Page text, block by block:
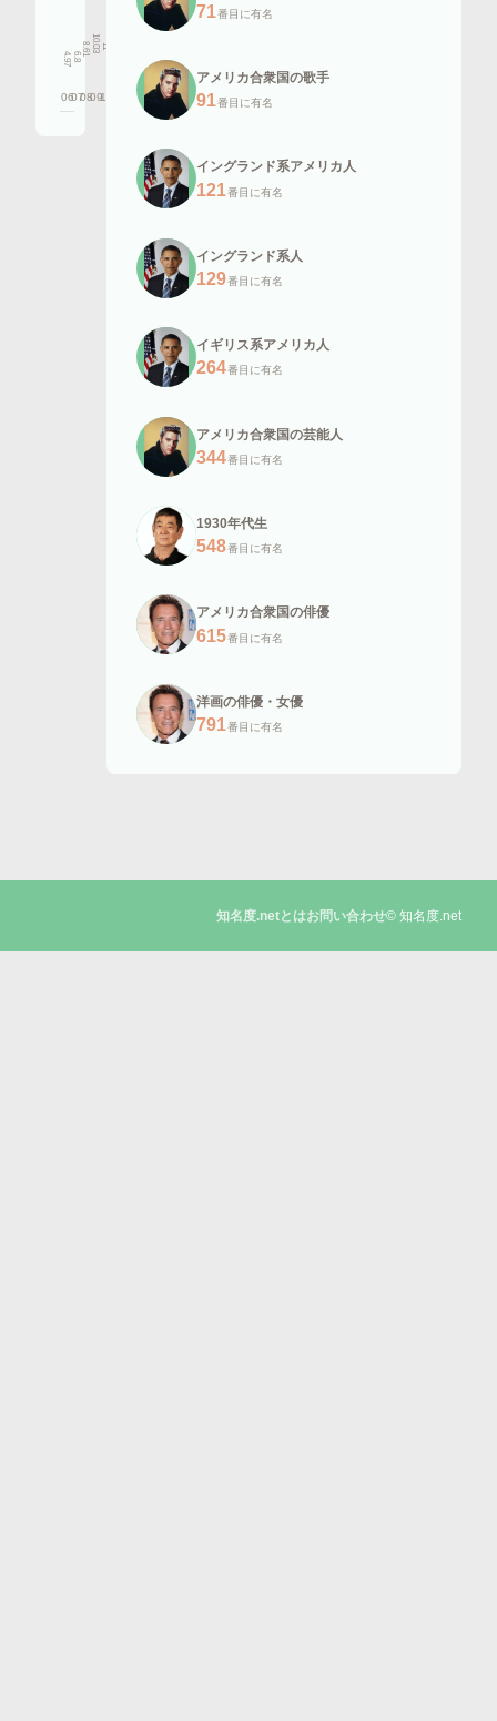
4.97
06
6.8
07
8.61
08
10.03
09
11
10 13 141516
71番目に有名
アメリカ合衆国の歌手
91番目に有名
イングランド系アメリカ人
121番目に有名
イングランド系人
129番目に有名
イギリス系アメリカ人
264番目に有名
アメリカ合衆国の芸能人
344番目に有名
1930年代生
548番目に有名
アメリカ合衆国の俳優
615番目に有名
洋画の俳優・女優
791番目に有名
知名度.netとはお問い合わせ© 知名度.net